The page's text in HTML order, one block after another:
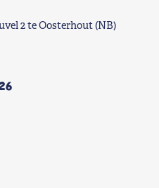
2 te Oosterhout (NB)